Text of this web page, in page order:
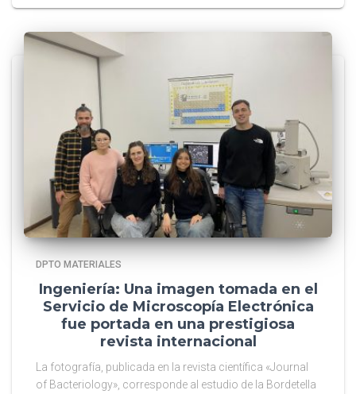
DPTO MATERIALES
Ingeniería: Una imagen tomada en el
Servicio de Microscopía Electrónica
fue portada en una prestigiosa
revista internacional
La fotografía, publicada en la revista científica «Journal
of Bacteriology», corresponde al estudio de la Bordetella